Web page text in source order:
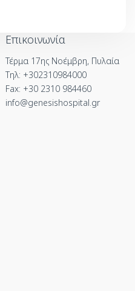
Επικοινωνία
Τέρμα 17ης Νοέμβρη, Πυλαία
Τηλ: +302310984000
Fax: +30 2310 984460
info@genesishospital.gr